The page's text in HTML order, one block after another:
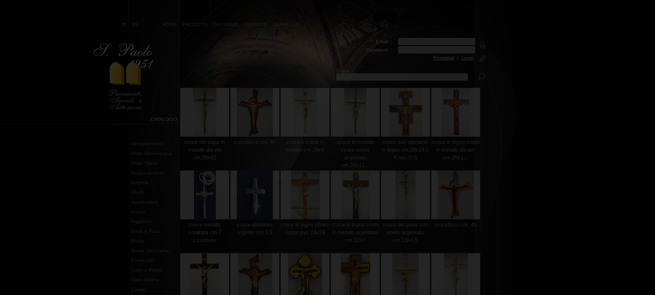
IT EN HOME PRODOTTI CHI SIAMO CONTATTI
Email :
Password
:
Registrati | Login
Cerca:
CATALOGO
Abbigliamento
Abito francescano
Abito Talare
Acquasantiere
Ampolle
Anelli
Applicazioni
Arazzi
Aspersori
Bordi e Pizzi
Borse
Borse elemosina-
Portacalici
Calici e Pissidi
Calici Molina
Camici
croce del papa in
metallo dorato
cm.28x12
crocefisso cm. 40
croce e cristo in
metallo cm.20x9
croce in metallo
scuro corpo
argentato
cm.26x12...
croce san damiano
in legno cm.20x14,5
X mm.O,5
croce in legno cristo
in metallo dorato
cm.20x1...
croce metallo
smaltata cm.7
c.cordone
croce distintivo
argento cm.1,5
croce in legno chiaro
corpo pvc 14x24
croce in legno cristo
in metallo argentato
cm.12x7
croce del papa con
anello argentato
cm.13x4,5
crocefisso cm. 40